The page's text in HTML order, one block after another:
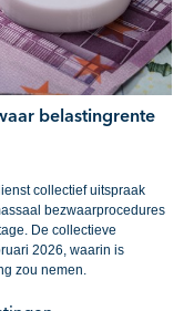
belastingrente
collectief uitspraak
bezwaarprocedures
De collectieve
2026, waarin is
zou nemen.